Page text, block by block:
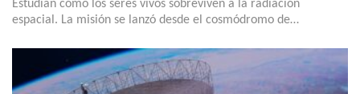
Estudian cómo los seres vivos sobreviven a la radiación
espacial. La misión se lanzó desde el cosmódromo de…